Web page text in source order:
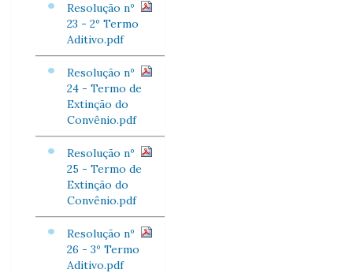
Resolução nº
23 - 2º Termo
Aditivo.pdf
Resolução nº
24 - Termo de
Extinção do
Convênio.pdf
Resolução nº
25 - Termo de
Extinção do
Convênio.pdf
Resolução nº
26 - 3º Termo
Aditivo.pdf